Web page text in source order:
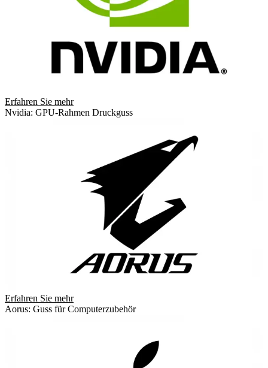
Erfahren Sie mehr
Nvidia: GPU-Rahmen Druckguss
Erfahren Sie mehr
Aorus: Guss für Computerzubehör